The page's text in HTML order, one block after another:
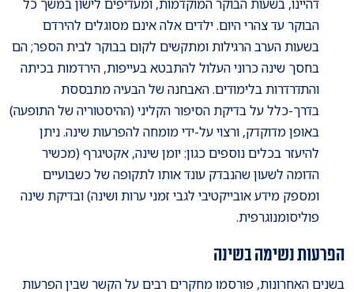
דהיינו, בשעות הבוקר המוקדמות, ומעדיפים לישון במשך כל
הבוקר עד צהרי היום. ילדים אלה אינם מסוגלים להירדם
בשעות הערב הרגילות ומתקשים לקום בבוקר לבית הספר; הם
בחסך שינה כרוני העלול להתבטא בעייפות, הירדמות בכיתה
והתדרדרות בלימודים. האבחנה של הבעיה מתבססת
בדרך-כלל על בדיקת הסיפור הקליני (ההיסטוריה של התופעה)
באופן מדוקדק, ורצוי על-ידי מומחה להפרעות שינה. ניתן
להיעזר בכלים נוספים כגון: יומן שינה, אקטיגרף (מכשיר
הדומה לשעון שהנבדק עונד אותו לתקופה של כשבועיים
ומספק מידע אובייקטיבי לגבי זמני ערות ושינה) ובדיקת שינה
פוליסומנוגרפית.
הפרעות נשימה בשינה
בשנים האחרונות, פורסמו מחקרים רבים על הקשר שבין הפרעות